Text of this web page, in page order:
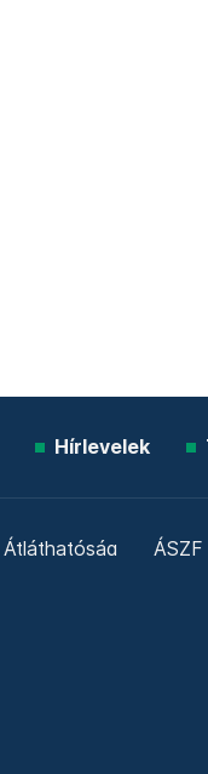
Hírlevelek
Átláthatóság ÁSZF